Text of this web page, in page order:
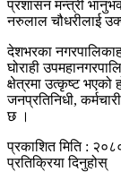
प्रशासन मन्त्री
नरुलाल चौधरीलाई
देशभरका
घोराही
क्षेत्रमा उत्कृष्ट भएको
जनप्रतिनिधी,
छ ।
प्रकाशित मिति :
प्रतिक्रिया दिनुहोस्